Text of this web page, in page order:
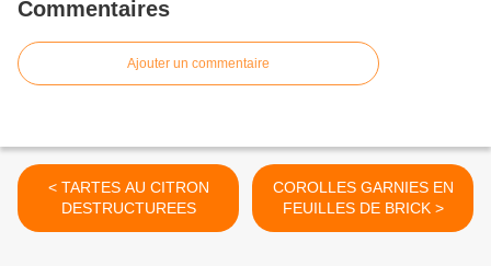
Commentaires
Ajouter un commentaire
< TARTES AU CITRON
DESTRUCTUREES
COROLLES GARNIES EN
FEUILLES DE BRICK >